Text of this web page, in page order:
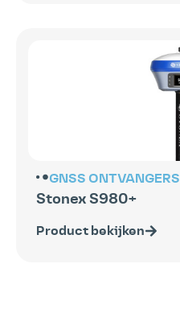
GNSS ONTVANGERS
Stonex S980+
Product bekijken